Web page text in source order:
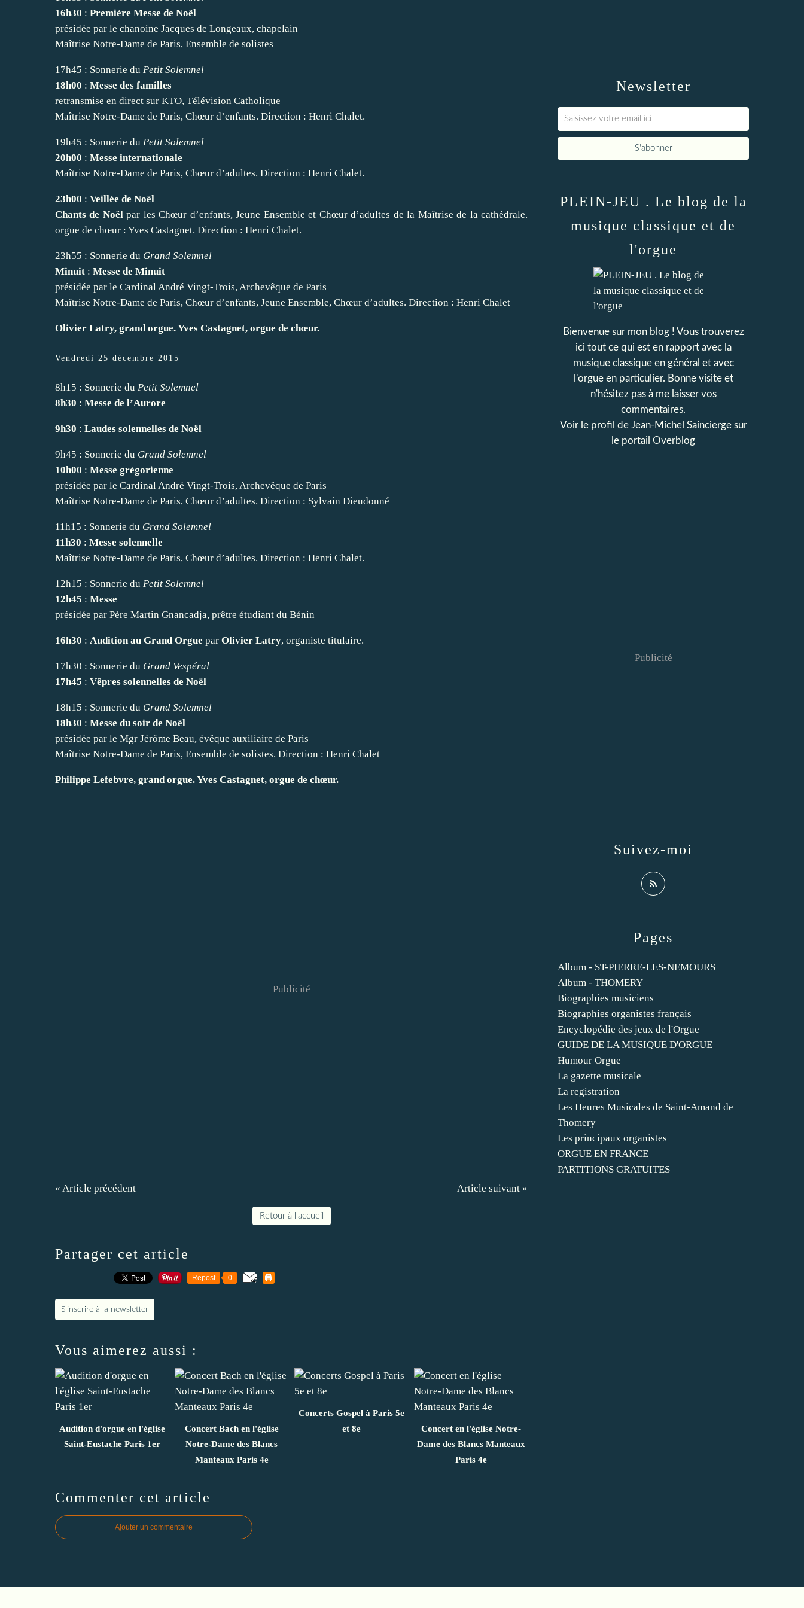
16h30 : Première Messe de Noël
présidée par le chanoine Jacques de Longeaux, chapelain
Maîtrise Notre-Dame de Paris, Ensemble de solistes
17h45 : Sonnerie du Petit Solemnel
18h00 : Messe des familles
retransmise en direct sur KTO, Télévision Catholique
Maîtrise Notre-Dame de Paris, Chœur d’enfants. Direction : Henri Chalet.
19h45 : Sonnerie du Petit Solemnel
20h00 : Messe internationale
Maîtrise Notre-Dame de Paris, Chœur d’adultes. Direction : Henri Chalet.
23h00 : Veillée de Noël
Chants de Noëlpar les Chœur d’enfants, Jeune Ensemble et Chœur d’adultes de la Maîtrise de la cathédrale.
orgue de chœur : Yves Castagnet. Direction : Henri Chalet.
23h55 : Sonnerie du Grand Solemnel
Minuit : Messe de Minuit
présidée par le Cardinal André Vingt-Trois, Archevêque de Paris
Maîtrise Notre-Dame de Paris, Chœur d’enfants, Jeune Ensemble, Chœur d’adultes. Direction : Henri Chalet
Olivier Latry, grand orgue. Yves Castagnet, orgue de chœur.
Vendredi 25 décembre 2015
8h15 : Sonnerie du Petit Solemnel
8h30 : Messe de l’Aurore
9h30 : Laudes solennelles de Noël
9h45 : Sonnerie du Grand Solemnel
10h00 : Messe grégorienne
présidée par le Cardinal André Vingt-Trois, Archevêque de Paris
Maîtrise Notre-Dame de Paris, Chœur d’adultes. Direction : Sylvain Dieudonné
11h15 : Sonnerie du Grand Solemnel
11h30 : Messe solennelle
Maîtrise Notre-Dame de Paris, Chœur d’adultes. Direction : Henri Chalet.
12h15 : Sonnerie du Petit Solemnel
12h45 : Messe
présidée par Père Martin Gnancadja, prêtre étudiant du Bénin
16h30 : Audition au Grand Orgue par Olivier Latry, organiste titulaire.
17h30 : Sonnerie du Grand Vespéral
17h45 : Vêpres solennelles de Noël
18h15 : Sonnerie du Grand Solemnel
18h30 : Messe du soir de Noël
présidée par le Mgr Jérôme Beau, évêque auxiliaire de Paris
Maîtrise Notre-Dame de Paris, Ensemble de solistes. Direction : Henri Chalet
Philippe Lefebvre, grand orgue. Yves Castagnet, orgue de chœur.
Publicité
« Article précédent Article suivant »
Retour à l'accueil
Partager cet article
Repost 0
S'inscrire à la newsletter
Vous aimerez aussi :
Audition d'orgue en l'église
Saint-Eustache Paris 1er
Concert Bach en l'église
Notre-Dame des Blancs
Manteaux Paris 4e
Concerts Gospel à Paris 5e
et 8e
Concert en l'église Notre-
Dame des Blancs Manteaux
Paris 4e
Commenter cet article
Ajouter un commentaire
Newsletter
Pages
Album - ST-PIERRE-LES-NEMOURS
Album - THOMERY
Biographies musiciens
Biographies organistes français
Encyclopédie des jeux de l'Orgue
GUIDE DE LA MUSIQUE D'ORGUE
Humour Orgue
La gazette musicale
La registration
Les Heures Musicales de Saint-Amand de
Thomery
Les principaux organistes
ORGUE EN FRANCE
PARTITIONS GRATUITES
PLEIN-JEU . Le blog de la
musique classique et de
l'orgue
Bienvenue sur mon blog ! Vous trouverez
ici tout ce qui est en rapport avec la
musique classique en général et avec
l'orgue en particulier. Bonne visite et
n'hésitez pas à me laisser vos
commentaires.
Voir le profil de Jean-Michel Sainciergesur
le portail Overblog
Suivez-moi
Publicité